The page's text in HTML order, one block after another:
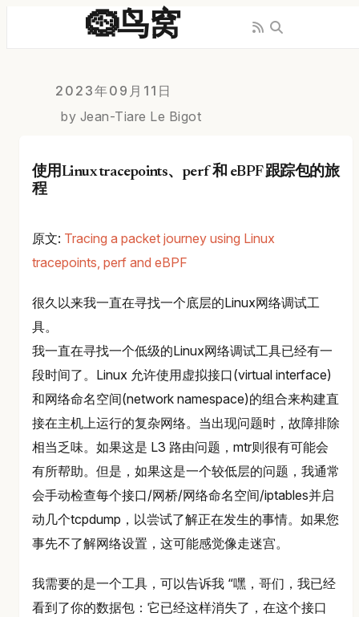
🪹鸟窝
2023年09月11日
by Jean-Tiare Le Bigot
使用Linux tracepoints、perf 和 eBPF 跟踪包的旅
程
原文: Tracing a packet journey using Linux
tracepoints, perf and eBPF
很久以来我一直在寻找一个底层的Linux网络调试工
具。
我一直在寻找一个低级的Linux网络调试工具已经有一
段时间了。Linux 允许使用虚拟接口(virtual interface)
和网络命名空间(network namespace)的组合来构建直
接在主机上运行的复杂网络。当出现问题时，故障排除
相当乏味。如果这是 L3 路由问题，mtr则很有可能会
有所帮助。但是，如果这是一个较低层的问题，我通常
会手动检查每个接口/网桥/网络命名空间/iptables并启
动几个tcpdump，以尝试了解正在发生的事情。如果您
事先不了解网络设置，这可能感觉像走迷宫。
我需要的是一个工具，可以告诉我 “嘿，哥们，我已经
看到了你的数据包：它已经这样消失了，在这个接口